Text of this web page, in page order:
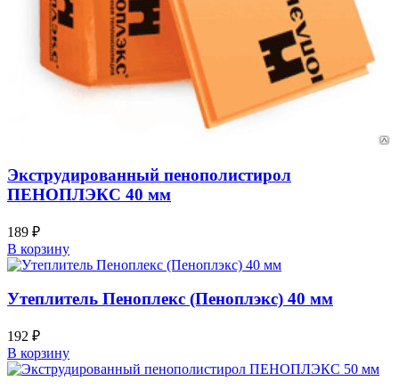
Экструдированный пенополистирол
ПЕНОПЛЭКС 40 мм
189 ₽
В корзину
Утеплитель Пеноплекс (Пеноплэкс) 40 мм
192 ₽
В корзину